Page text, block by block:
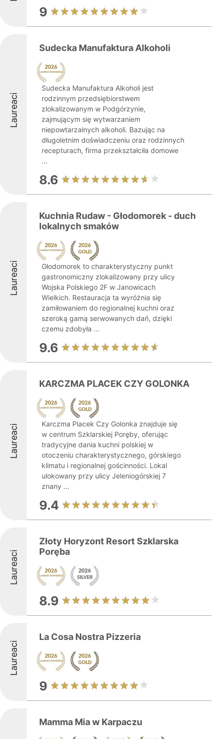
9
Laureaci
Sudecka Manufaktura Alkoholi
Sudecka Manufaktura Alkoholi jest
rodzinnym przedsiębiorstwem
zlokalizowanym w Podgórzynie,
zajmującym się wytwarzaniem
niepowtarzalnych alkoholi. Bazując na
długoletnim doświadczeniu oraz rodzinnych
recepturach, firma przekształciła domowe
...
8.6
Laureaci
Kuchnia Rudaw - Głodomorek - duch
lokalnych smaków
Głodomorek to charakterystyczny punkt
gastronomiczny zlokalizowany przy ulicy
Wojska Polskiego 2F w Janowicach
Wielkich. Restauracja ta wyróżnia się
zamiłowaniem do regionalnej kuchni oraz
szeroką gamą serwowanych dań, dzięki
czemu zdobyła ...
9.6
Laureaci
KARCZMA PLACEK CZY GOLONKA
Karczma Placek Czy Golonka znajduje się
w centrum Szklarskiej Poręby, oferując
tradycyjne dania kuchni polskiej w
otoczeniu charakterystycznego, górskiego
klimatu i regionalnej gościnności. Lokal
ulokowany przy ulicy Jeleniogórskiej 7
znany ...
9.4
Laureaci
Złoty Horyzont Resort Szklarska
Poręba
8.9
Laureaci
La Cosa Nostra Pizzeria
9
Mamma Mia w Karpaczu